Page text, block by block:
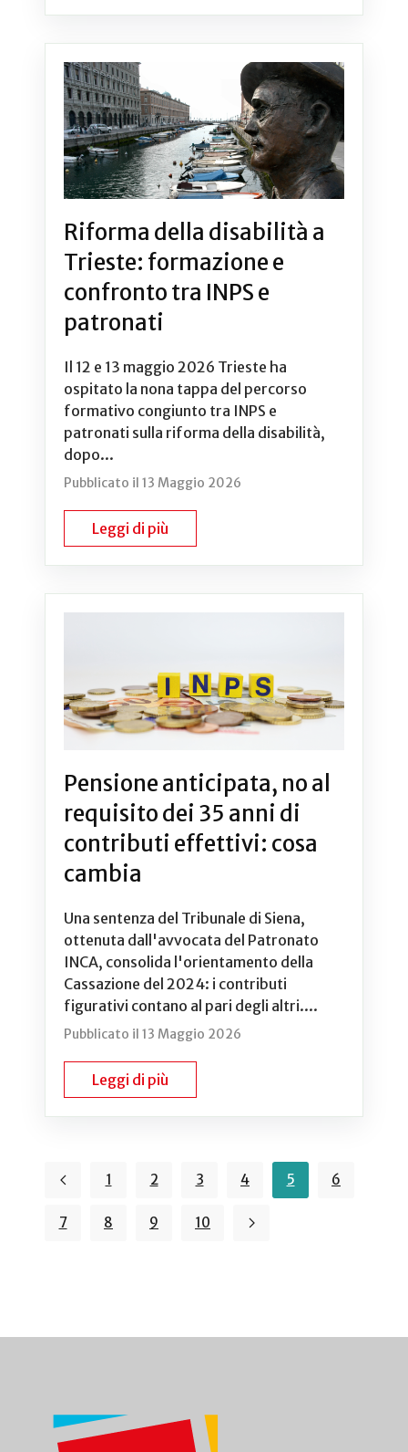
Riforma della disabilità a
Trieste: formazione e
confronto tra INPS e
patronati
Il 12 e 13 maggio 2026 Trieste ha
ospitato la nona tappa del percorso
formativo congiunto tra INPS e
patronati sulla riforma della disabilità,
dopo...
Pubblicato il 13 Maggio 2026
Leggi di più
Pensione anticipata, no al
requisito dei 35 anni di
contributi effettivi: cosa
cambia
Una sentenza del Tribunale di Siena,
ottenuta dall'avvocata del Patronato
INCA, consolida l'orientamento della
Cassazione del 2024: i contributi
figurativi contano al pari degli altri....
Pubblicato il 13 Maggio 2026
Leggi di più
1 2 3 4 5 6
7 8 9 10